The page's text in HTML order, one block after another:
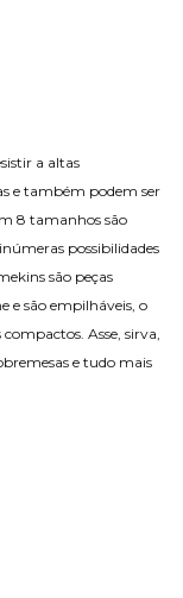
a altas
e também podem ser
8 tamanhos são
possibilidades
são peças
e são empilháveis, o
Asse, sirva,
e tudo mais